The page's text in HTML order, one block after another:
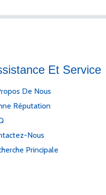
Et Service
De Nous
Réputation
Nous
Principale